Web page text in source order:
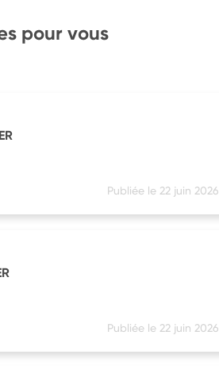
pour vous
Publiée le 22 juin 2026
Publiée le 22 juin 2026